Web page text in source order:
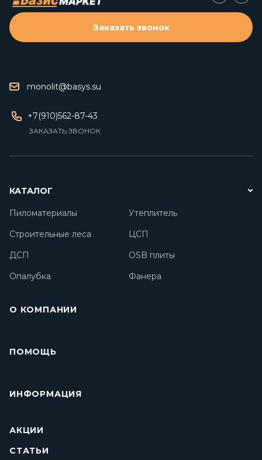
monolit@basys.su
+7(910)562-87-43
ЗАКАЗАТЬ ЗВОНОК
Заказать звонок
КАТАЛОГ
Пиломатериалы
Утеплитель
Строительные леса
ЦСП
ДСП
OSB плиты
Опалубка
Фанера
О КОМПАНИИ
ПОМОЩЬ
ИНФОРМАЦИЯ
АКЦИИ
СТАТЬИ